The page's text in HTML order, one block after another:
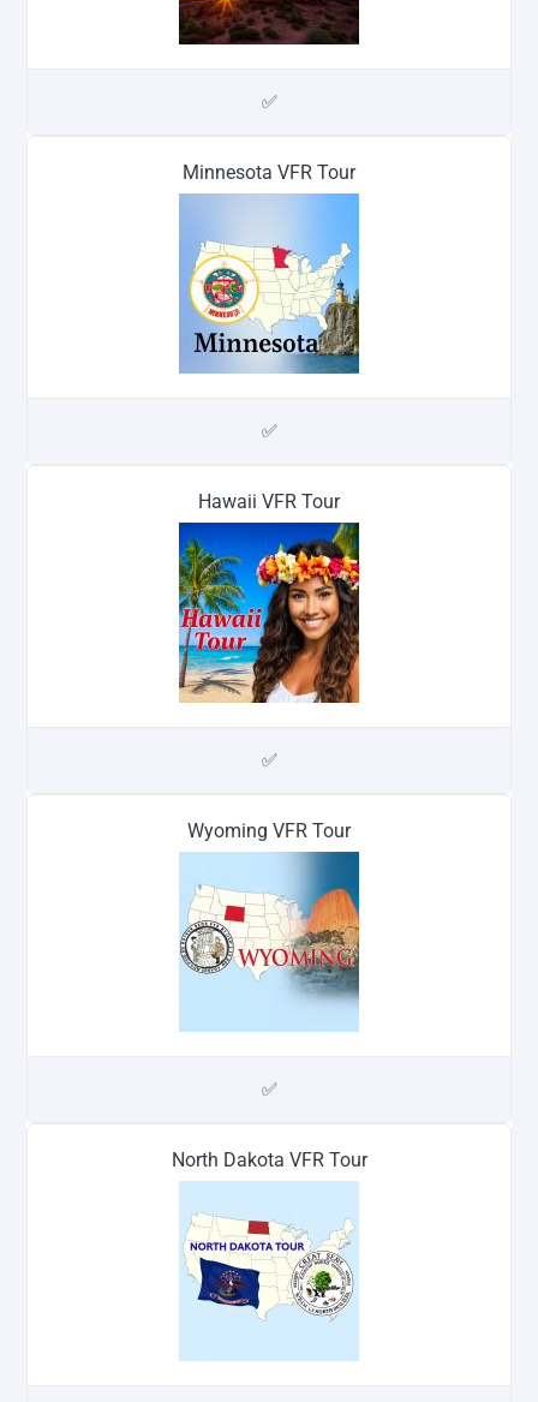
✅
Minnesota VFR Tour
✅
Hawaii VFR Tour
✅
Wyoming VFR Tour
✅
North Dakota VFR Tour